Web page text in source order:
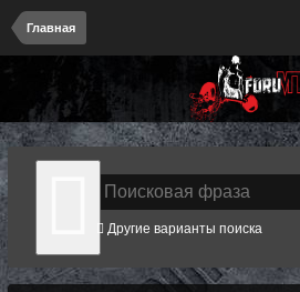
Главная
Другие варианты поиска